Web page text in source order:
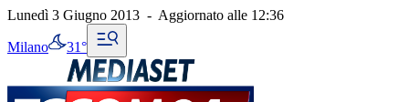
Lunedì 3 Giugno 2013 - Aggiornato alle 12:36
Milano 31°